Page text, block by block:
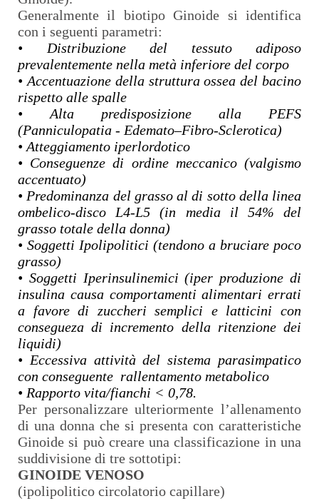
Generalmente il biotipo Ginoide si identifica
con i seguenti parametri:
• Distribuzione del tessuto adiposo
prevalentemente nella metà inferiore del corpo
• Accentuazione della struttura ossea del bacino
rispetto alle spalle
• Alta predisposizione alla PEFS
(Panniculopatia - Edemato–Fibro-Sclerotica)
• Atteggiamento iperlordotico
• Conseguenze di ordine meccanico (valgismo
accentuato)
• Predominanza del grasso al di sotto della linea
ombelico-disco L4-L5 (in media il 54% del
grasso totale della donna)
• Soggetti Ipolipolitici (tendono a bruciare poco
grasso)
• Soggetti Iperinsulinemici (iper produzione di
insulina causa comportamenti alimentari errati
a favore di zuccheri semplici e latticini con
consegueza di incremento della ritenzione dei
liquidi)
• Eccessiva attività del sistema parasimpatico
con conseguente rallentamento metabolico
• Rapporto vita/fianchi < 0,78.
Per personalizzare ulteriormente l’allenamento
di una donna che si presenta con caratteristiche
Ginoide si può creare una classificazione in una
suddivisione di tre sottotipi:
GINOIDE VENOSO
(ipolipolitico circolatorio capillare)